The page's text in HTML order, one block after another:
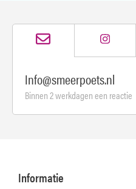
Info@smeerpoets.nl
Binnen 2 werkdagen een reactie
Informatie